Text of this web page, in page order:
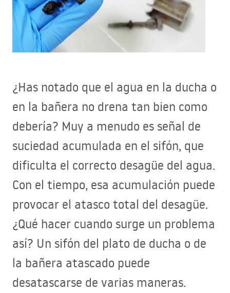
¿Has notado que el agua en la ducha o
en la bañera no drena tan bien como
debería? Muy a menudo es señal de
suciedad acumulada en el sifón, que
dificulta el correcto desagüe del agua.
Con el tiempo, esa acumulación puede
provocar el atasco total del desagüe.
¿Qué hacer cuando surge un problema
así? Un sifón del plato de ducha o de
la bañera atascado puede
desatascarse de varias maneras.